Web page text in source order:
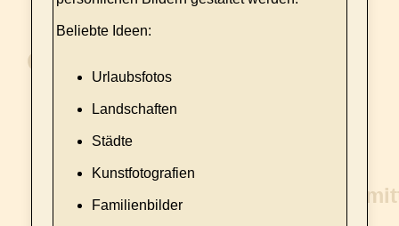
Beliebte Ideen:
Urlaubsfotos
Landschaften
Städte
Kunstfotografien
Familienbilder